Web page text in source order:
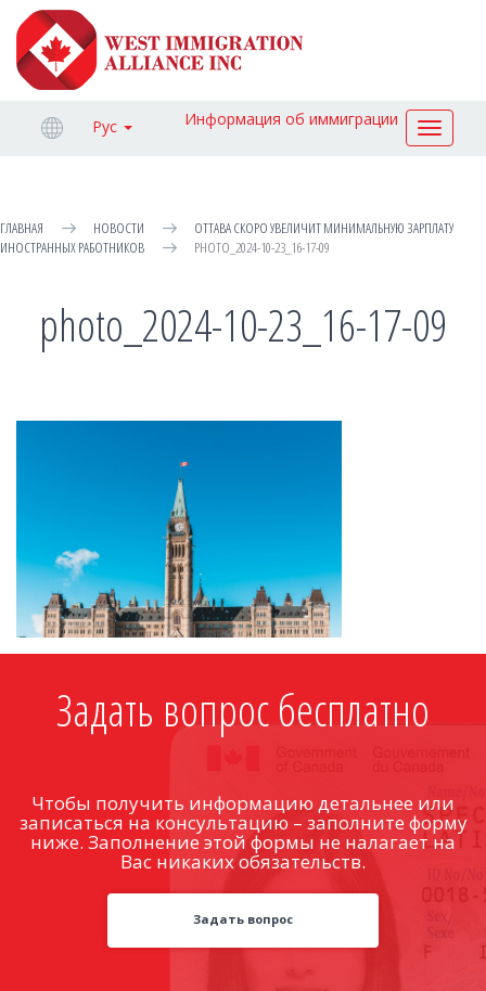
Toggle
Информация об иммиграции
Рус
ГЛАВНАЯ НОВОСТИ
ОТТАВА СКОРО УВЕЛИЧИТ МИНИМАЛЬНУЮ ЗАРПЛАТУ
ИНОСТРАННЫХ РАБОТНИКОВ
PHOTO_2024-10-23_16-17-09
photo_2024-10-23_16-17-09
Задать вопрос бесплатно
Чтобы получить информацию детальнее или
записаться на консультацию – заполните форму
ниже. Заполнение этой формы не налагает на
Вас никаких обязательств.
Задать вопрос